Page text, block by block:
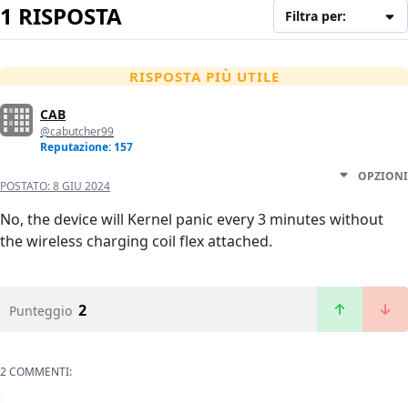
1 RISPOSTA Filtra per:
RISPOSTA PIÙ UTILE
CAB
@cabutcher99
Reputazione: 157
POSTATO:8 GIU 2024
OPZIONI
No, the device will Kernel panic every 3 minutes without
the wireless charging coil flex attached.
Punteggio 2
2 COMMENTI: